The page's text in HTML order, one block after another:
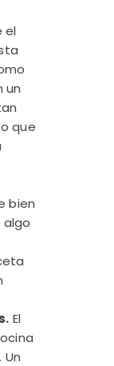
el
un
que
bien
algo
El